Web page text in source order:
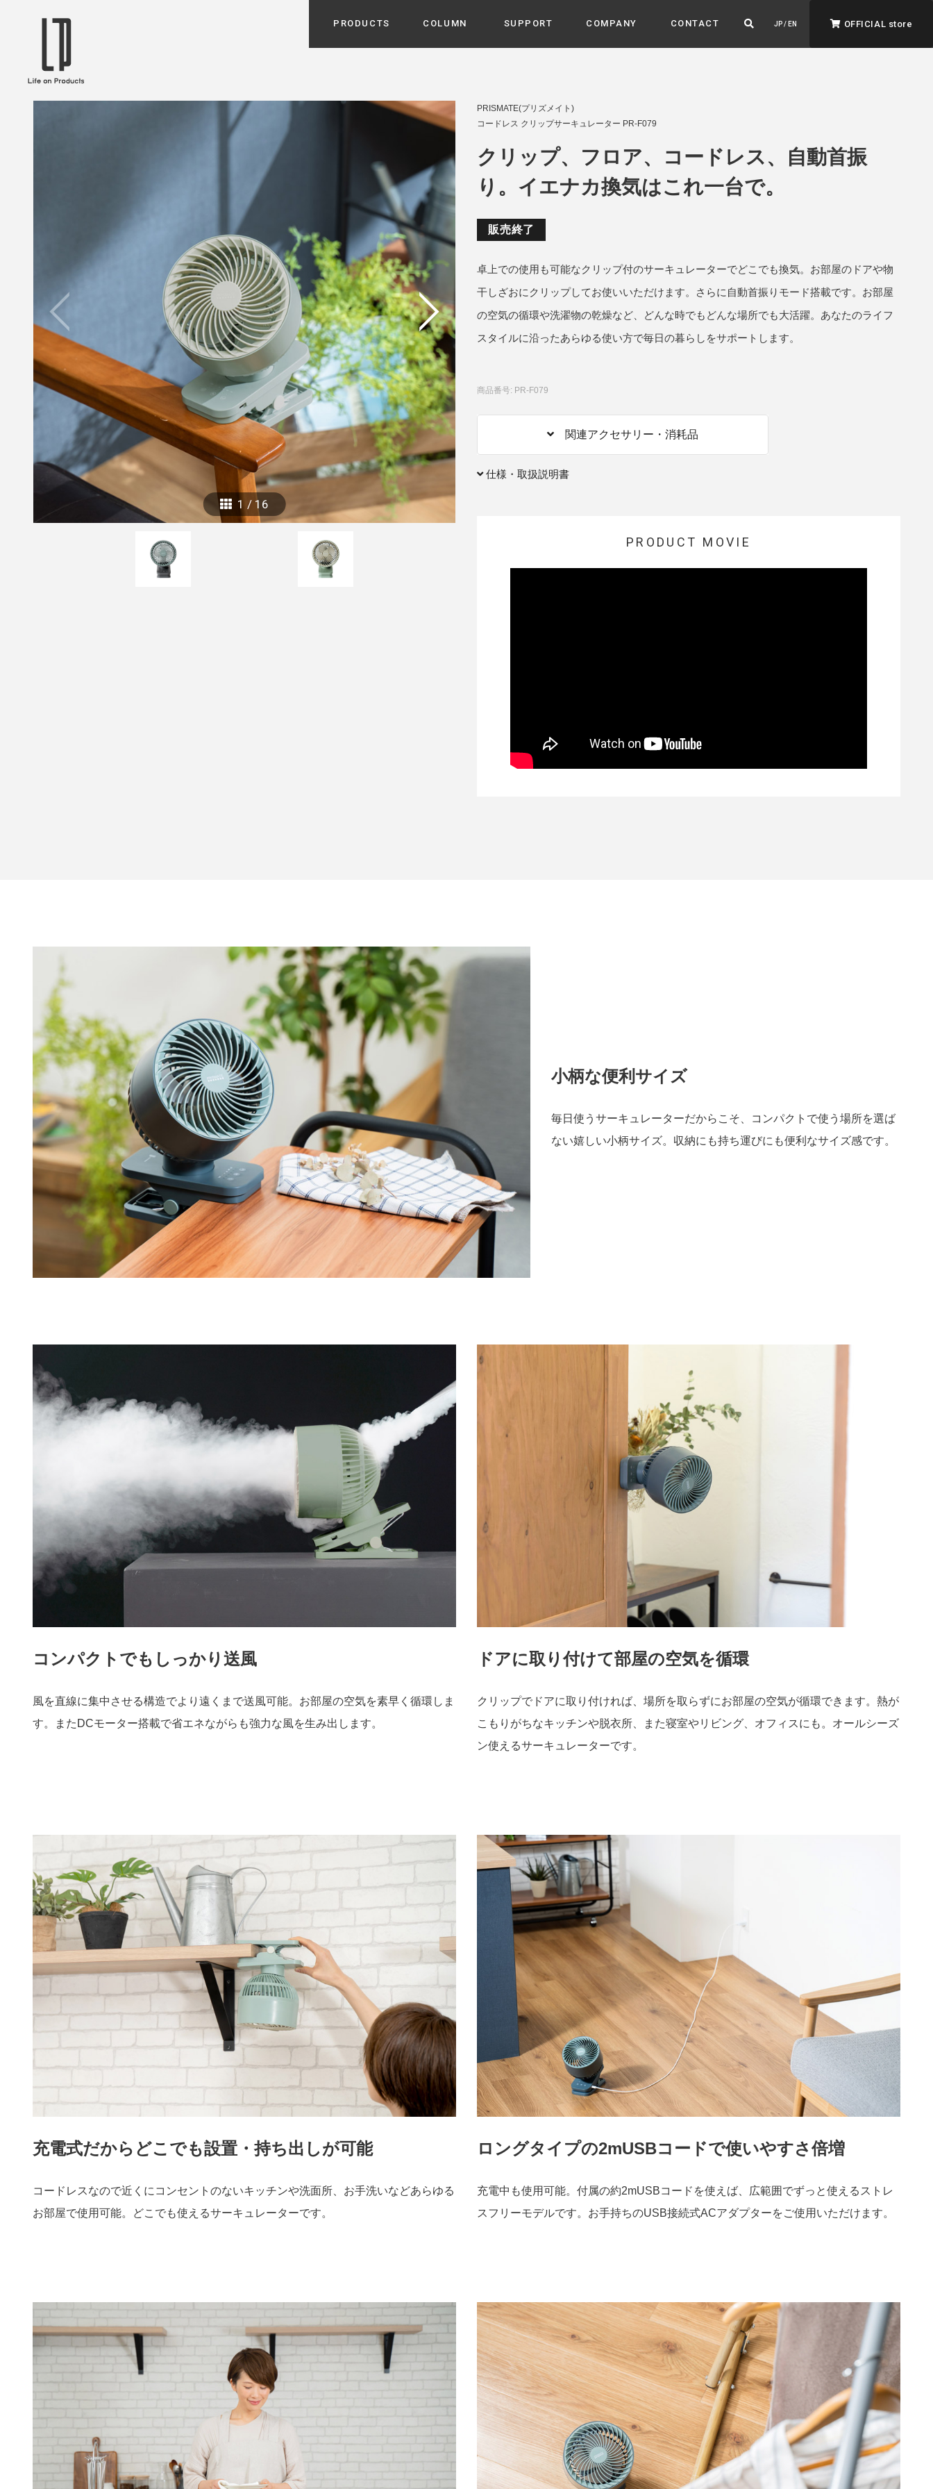
PRODUCTS
Life on Products mercyu
ディフューザー / ルームスプレー / ア
イヤホン / スピーカー / モバイルバッ
キッチン家電 / 加湿器 / ハンディファ
キッチン家電 / 加湿器 / ハンディファ
Sifflus
ハンモック / ティピー / テント etc
陶器エコ加湿器 etc
TOUCHBeauty
美顔器 / 多機能ブラシ / ドライヤー
mottole
家電
家事・生活雑貨
ルームフレグランス
ビューティー
デジタル雑貨
ハンモック・ティピー・テント
ライト・シーリングファン
バイク・アウトドア
アクセサリー・消耗品
ブランド
商品情報TOPへ
COLUMN SUPPORT COMPANY
Life on Productsについて 代表取締役挨拶 / 経営理念 / 方針 会社概要 / 沿革
B to B SERVICE
法人のお客様向けサービス
SDGs
SDGsへの取り組み
CONTACT JP / EN OFFICIAL store
PRISMATE(プリズメイト)
コードレス クリップサーキュレーター PR-F079
クリップ、フロア、コードレス、自動首振
り。イエナカ換気はこれ一台で。
販売終了
卓上での使用も可能なクリップ付のサーキュレーターでどこでも換気。お部屋のドアや物
干しざおにクリップしてお使いいただけます。さらに自動首振りモード搭載です。お部屋
の空気の循環や洗濯物の乾燥など、どんな時でもどんな場所でも大活躍。あなたのライフ
スタイルに沿ったあらゆる使い方で毎日の暮らしをサポートします。
商品番号: PR-F079
関連アクセサリー・消耗品
仕様・取扱説明書
PRODUCT MOVIE
1 / 16
小柄な便利サイズ
毎日使うサーキュレーターだからこそ、コンパクトで使う場所を選ば
ない嬉しい小柄サイズ。収納にも持ち運びにも便利なサイズ感です。
コンパクトでもしっかり送風
風を直線に集中させる構造でより遠くまで送風可能。お部屋の空気を素早く循環しま
す。またDCモーター搭載で省エネながらも強力な風を生み出します。
ドアに取り付けて部屋の空気を循環
クリップでドアに取り付ければ、場所を取らずにお部屋の空気が循環できます。熱が
こもりがちなキッチンや脱衣所、また寝室やリビング、オフィスにも。オールシーズ
ン使えるサーキュレーターです。
充電式だからどこでも設置・持ち出しが可能
コードレスなので近くにコンセントのないキッチンや洗面所、お手洗いなどあらゆる
お部屋で使用可能。どこでも使えるサーキュレーターです。
ロングタイプの2mUSBコードで使いやすさ倍増
充電中も使用可能。付属の約2mUSBコードを使えば、広範囲でずっと使えるストレ
スフリーモデルです。お手持ちのUSB接続式ACアダプターをご使用いただけます。